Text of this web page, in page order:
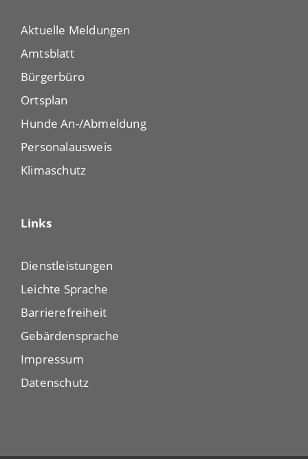
Aktuelle Meldungen
Amtsblatt
Bürgerbüro
Ortsplan
Hunde An-/Abmeldung
Personalausweis
Klimaschutz
Links
Dienstleistungen
Leichte Sprache
Barrierefreiheit
Gebärdensprache
Impressum
Datenschutz